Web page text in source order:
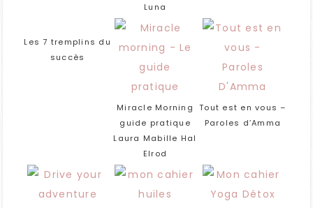
Luna
Les 7 tremplins du
succès
Miracle Morning
guide pratique
Laura Mabille Hal
Elrod
Tout est en vous –
Paroles d’Amma